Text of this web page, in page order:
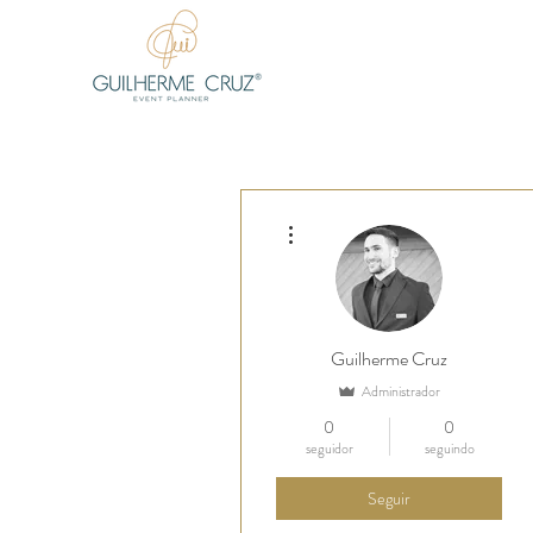
Guilherme Cruz
Administrador
0
seguidor
0
seguindo
Seguir